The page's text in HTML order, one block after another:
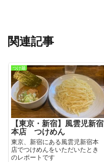
関連記事
つけ麺
【東京・新宿】風雲児新宿
本店 つけめん
東京、新宿にある風雲児新宿本
店でつけめんをいただいたとき
のレポートです